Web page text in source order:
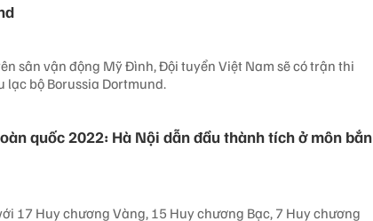
sân vận động Mỹ Đình, Đội tuyển Việt Nam sẽ có trận thi
lạc bộ Borussia Dortmund.
quốc 2022: Hà Nội dẫn đầu thành tích ở môn bắn
17 Huy chương Vàng, 15 Huy chương Bạc, 7 Huy chương